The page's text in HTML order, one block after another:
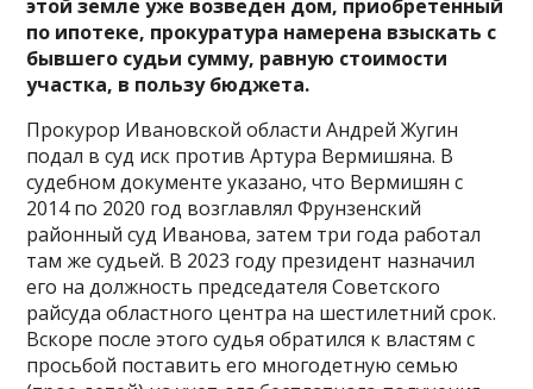
этой земле уже возведен дом, приобретенный
по ипотеке, прокуратура намерена взыскать с
бывшего судьи сумму, равную стоимости
участка, в пользу бюджета.
Прокурор Ивановской области Андрей Жугин
подал в суд иск против Артура Вермишяна. В
судебном документе указано, что Вермишян с
2014 по 2020 год возглавлял Фрунзенский
районный суд Иванова, затем три года работал
там же судьей. В 2023 году президент назначил
его на должность председателя Советского
райсуда областного центра на шестилетний срок.
Вскоре после этого судья обратился к властям с
просьбой поставить его многодетную семью